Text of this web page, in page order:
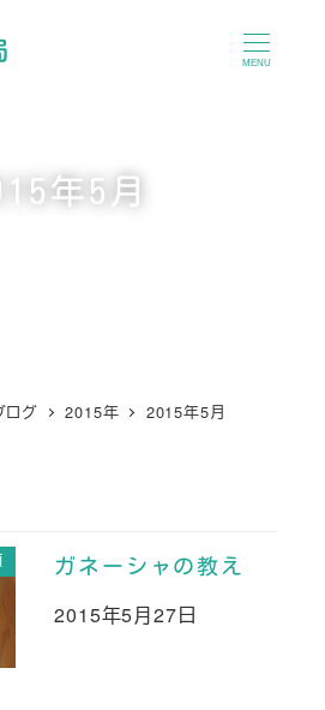
MENU
年5月
ログ 2015年 2015年5月
ガネーシャの教え
投稿日
2015年5月27日